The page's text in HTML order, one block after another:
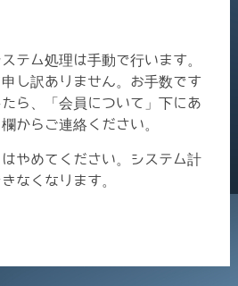
テム処理は手動で行います。
し訳ありません。お手数です
ら、「会員について」下にあ
からご連絡ください。
やめてください。システム計
なくなります。